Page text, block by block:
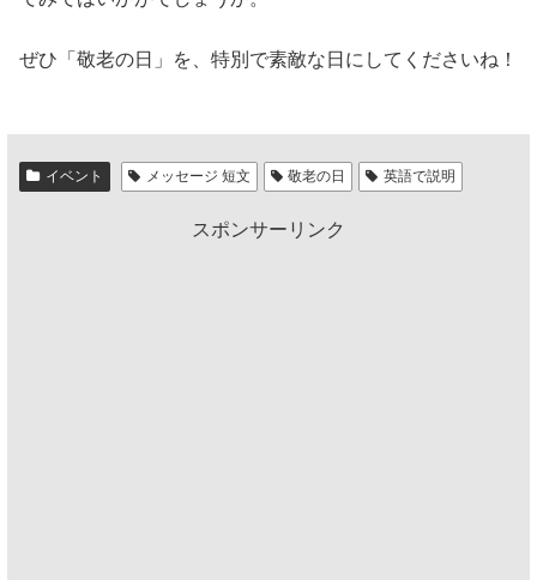
ぜひ「敬老の日」を、特別で素敵な日にしてくださいね！
イベント メッセージ 短文 敬老の日 英語で説明
スポンサーリンク